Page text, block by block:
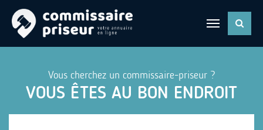
Vous cherchez un commissaire-priseur ?
VOUS ÊTES AU BON ENDROIT